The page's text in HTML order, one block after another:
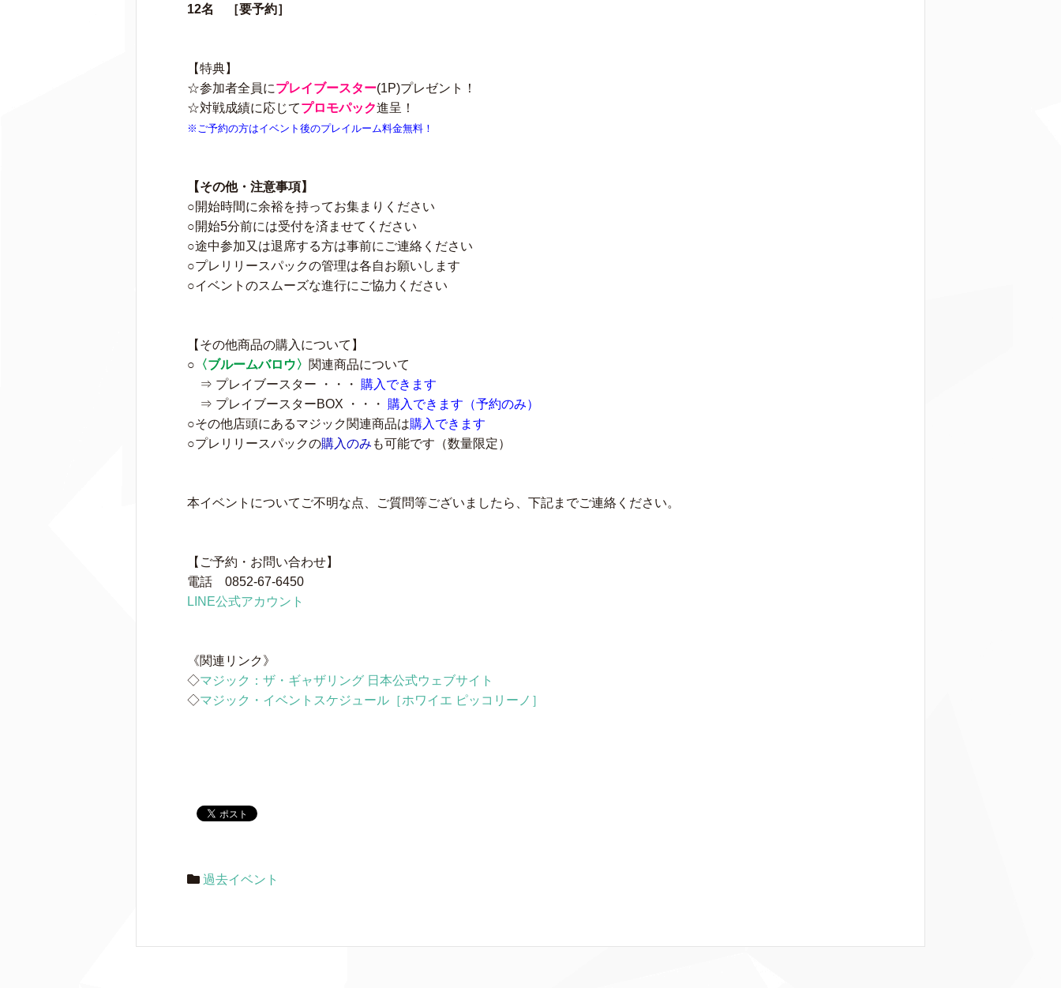
12名 ［要予約］
【特典】
☆参加者全員にプレイブースター(1P)プレゼント！
☆対戦成績に応じてプロモパック進呈！
※ご予約の方はイベント後のプレイルーム料金無料！
【その他・注意事項】
○開始時間に余裕を持ってお集まりください
○開始5分前には受付を済ませてください
○途中参加又は退席する方は事前にご連絡ください
○プレリリースパックの管理は各自お願いします
○イベントのスムーズな進行にご協力ください
【その他商品の購入について】
○ 〈ブルームバロウ〉 関連商品について
⇒ プレイブースター ・・・ 購入できます
⇒ プレイブースターBOX ・・・ 購入できます（予約のみ）
○その他店頭にあるマジック関連商品は購入できます
○プレリリースパックの購入のみ も可能です（数量限定）
本イベントについてご不明な点、ご質問等ございましたら、下記までご連絡ください。
【ご予約・お問い合わせ】
電話 0852-67-6450
LINE公式アカウント
《関連リンク》
◇マジック：ザ・ギャザリング 日本公式ウェブサイト
◇マジック・イベントスケジュール［ホワイエ ピッコリーノ］
過去イベント